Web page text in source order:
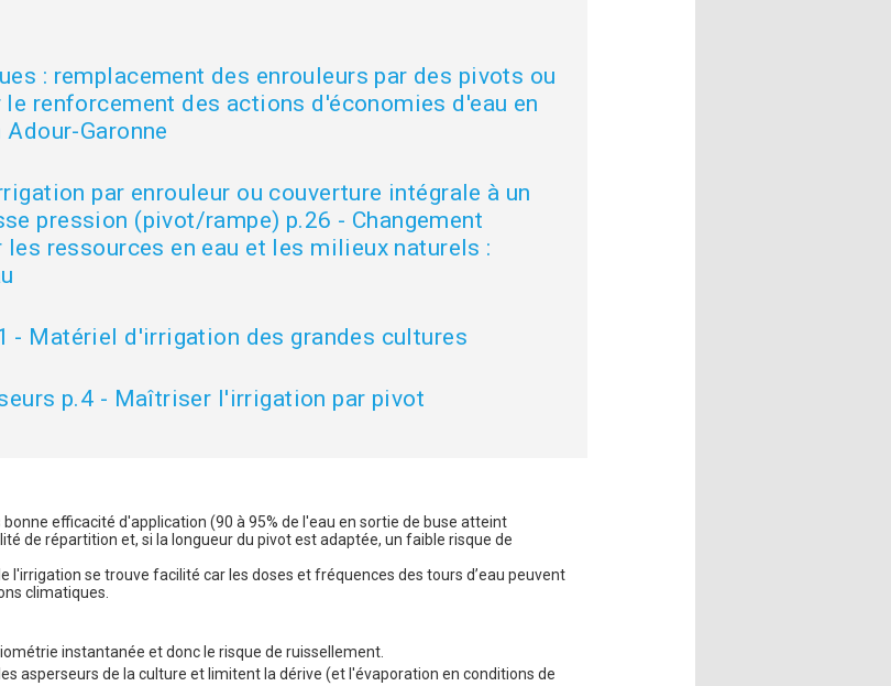
: remplacement des enrouleurs par des pivots ou
le renforcement des actions d'économies d'eau en
Garonne
par enrouleur ou couverture intégrale à un
pression (pivot/rampe) p.26 - Changement
ressources en eau et les milieux naturels :
- Matériel d'irrigation des grandes cultures
p.4 - Maîtriser l'irrigation par pivot
efficacité d'application (90 à 95% de l'eau en sortie de buse atteint
de répartition et, si la longueur du pivot est adaptée, un faible risque de
l'irrigation se trouve facilité car les doses et fréquences des tours d’eau peuvent
climatiques.
instantanée et donc le risque de ruissellement.
asperseurs de la culture et limitent la dérive (et l'évaporation en conditions de